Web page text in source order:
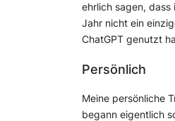
ehrlich sagen, dass
Jahr nicht ein
ChatGPT genutzt
Persönlich
Meine persönliche
begann eigentlich